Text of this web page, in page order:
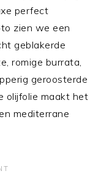
perfect
zien we een
geblakerde
romige burrata,
geroosterde
olijfolie maakt het
mediterrane